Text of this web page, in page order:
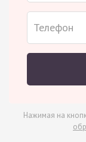
Нажимая на